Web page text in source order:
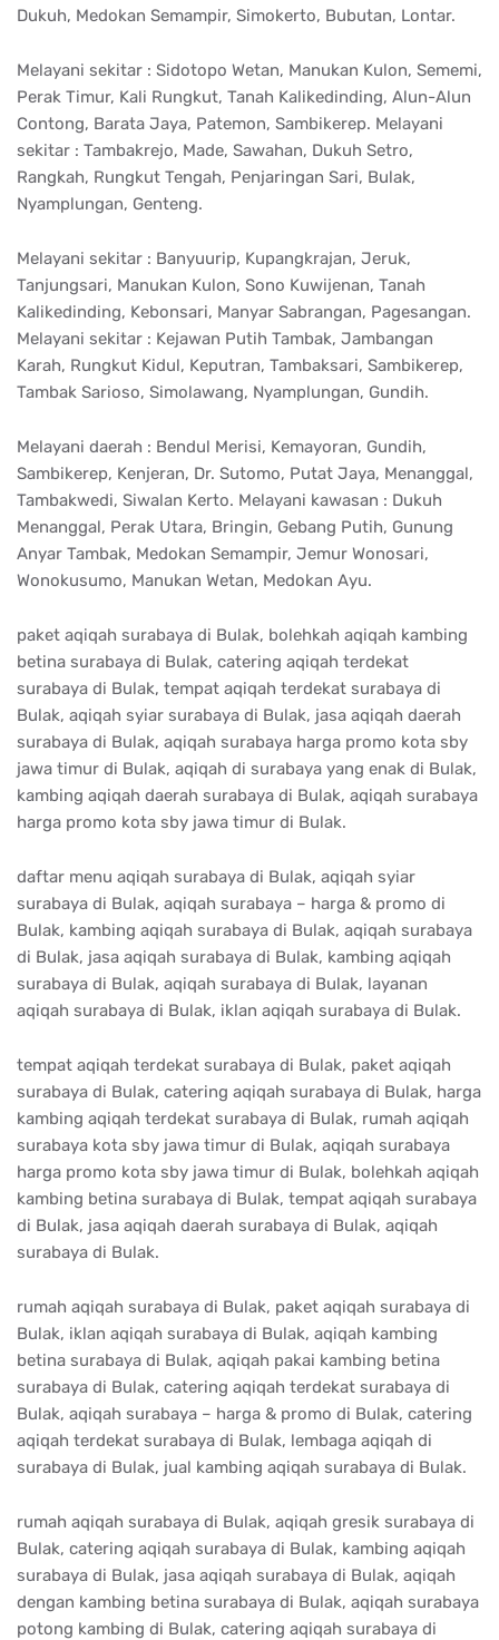
Dukuh, Medokan Semampir, Simokerto, Bubutan, Lontar.
Melayani sekitar : Sidotopo Wetan, Manukan Kulon, Sememi,
Perak Timur, Kali Rungkut, Tanah Kalikedinding, Alun-Alun
Contong, Barata Jaya, Patemon, Sambikerep. Melayani
sekitar : Tambakrejo, Made, Sawahan, Dukuh Setro,
Rangkah, Rungkut Tengah, Penjaringan Sari, Bulak,
Nyamplungan, Genteng.
Melayani sekitar : Banyuurip, Kupangkrajan, Jeruk,
Tanjungsari, Manukan Kulon, Sono Kuwijenan, Tanah
Kalikedinding, Kebonsari, Manyar Sabrangan, Pagesangan.
Melayani sekitar : Kejawan Putih Tambak, Jambangan
Karah, Rungkut Kidul, Keputran, Tambaksari, Sambikerep,
Tambak Sarioso, Simolawang, Nyamplungan, Gundih.
Melayani daerah : Bendul Merisi, Kemayoran, Gundih,
Sambikerep, Kenjeran, Dr. Sutomo, Putat Jaya, Menanggal,
Tambakwedi, Siwalan Kerto. Melayani kawasan : Dukuh
Menanggal, Perak Utara, Bringin, Gebang Putih, Gunung
Anyar Tambak, Medokan Semampir, Jemur Wonosari,
Wonokusumo, Manukan Wetan, Medokan Ayu.
paket aqiqah surabaya di Bulak, bolehkah aqiqah kambing
betina surabaya di Bulak, catering aqiqah terdekat
surabaya di Bulak, tempat aqiqah terdekat surabaya di
Bulak, aqiqah syiar surabaya di Bulak, jasa aqiqah daerah
surabaya di Bulak, aqiqah surabaya harga promo kota sby
jawa timur di Bulak, aqiqah di surabaya yang enak di Bulak,
kambing aqiqah daerah surabaya di Bulak, aqiqah surabaya
harga promo kota sby jawa timur di Bulak.
daftar menu aqiqah surabaya di Bulak, aqiqah syiar
surabaya di Bulak, aqiqah surabaya – harga & promo di
Bulak, kambing aqiqah surabaya di Bulak, aqiqah surabaya
di Bulak, jasa aqiqah surabaya di Bulak, kambing aqiqah
surabaya di Bulak, aqiqah surabaya di Bulak, layanan
aqiqah surabaya di Bulak, iklan aqiqah surabaya di Bulak.
tempat aqiqah terdekat surabaya di Bulak, paket aqiqah
surabaya di Bulak, catering aqiqah surabaya di Bulak, harga
kambing aqiqah terdekat surabaya di Bulak, rumah aqiqah
surabaya kota sby jawa timur di Bulak, aqiqah surabaya
harga promo kota sby jawa timur di Bulak, bolehkah aqiqah
kambing betina surabaya di Bulak, tempat aqiqah surabaya
di Bulak, jasa aqiqah daerah surabaya di Bulak, aqiqah
surabaya di Bulak.
rumah aqiqah surabaya di Bulak, paket aqiqah surabaya di
Bulak, iklan aqiqah surabaya di Bulak, aqiqah kambing
betina surabaya di Bulak, aqiqah pakai kambing betina
surabaya di Bulak, catering aqiqah terdekat surabaya di
Bulak, aqiqah surabaya – harga & promo di Bulak, catering
aqiqah terdekat surabaya di Bulak, lembaga aqiqah di
surabaya di Bulak, jual kambing aqiqah surabaya di Bulak.
rumah aqiqah surabaya di Bulak, aqiqah gresik surabaya di
Bulak, catering aqiqah surabaya di Bulak, kambing aqiqah
surabaya di Bulak, jasa aqiqah surabaya di Bulak, aqiqah
dengan kambing betina surabaya di Bulak, aqiqah surabaya
potong kambing di Bulak, catering aqiqah surabaya di